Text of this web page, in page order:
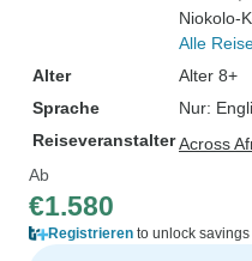
Niokolo-
Alle
Alter
Alter 8+
Sprache
Nur:
ReiseveranstalterAcross
Ab
€1.580
Registrieren to unlock savings